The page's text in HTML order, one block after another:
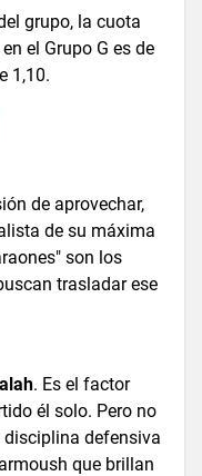
grupo, la cuota
el Grupo G es de
1,10.
de aprovechar,
de su máxima
son los
trasladar ese
. Es el factor
él solo. Pero no
defensiva
que brillan